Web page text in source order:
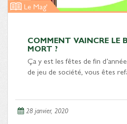
Le Mag'
COMMENT VAINCRE LE
MORT ?
Ça y est les fêtes de fin
de jeu de société, vous êtes
28 janvier, 2020